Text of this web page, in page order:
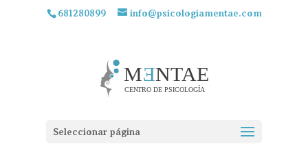
681280899 info@psicologiamentae.com
Seleccionar página